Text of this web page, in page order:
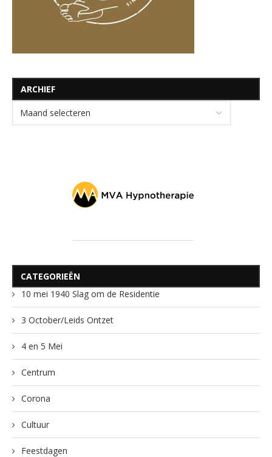
ARCHIEF
CATEGORIEËN
10 mei 1940 Slag om de Residentie
3 October/Leids Ontzet
4 en 5 Mei
Centrum
Corona
Cultuur
Feestdagen